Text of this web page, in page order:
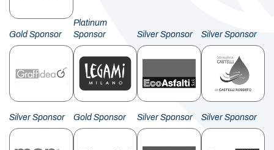
Gold Sponsor
Platinum
Sponsor
Silver Sponsor Silver Sponsor
Silver Sponsor Gold Sponsor Silver Sponsor Silver Sponsor